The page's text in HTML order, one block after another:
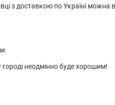
з доставкою по Україні можна
неодмінно буде хорошим!